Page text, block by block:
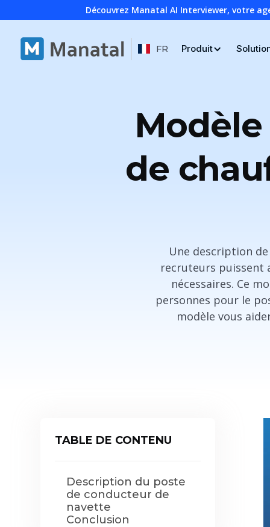
Découvrez Manatal AI Interviewer, votre
FR Produit
de
Une description
recruteurs puissent
nécessaires. Ce
personnes pour le
modèle vous
TABLE DE CONTENU
Description du poste
de conducteur de
navette
Conclusion